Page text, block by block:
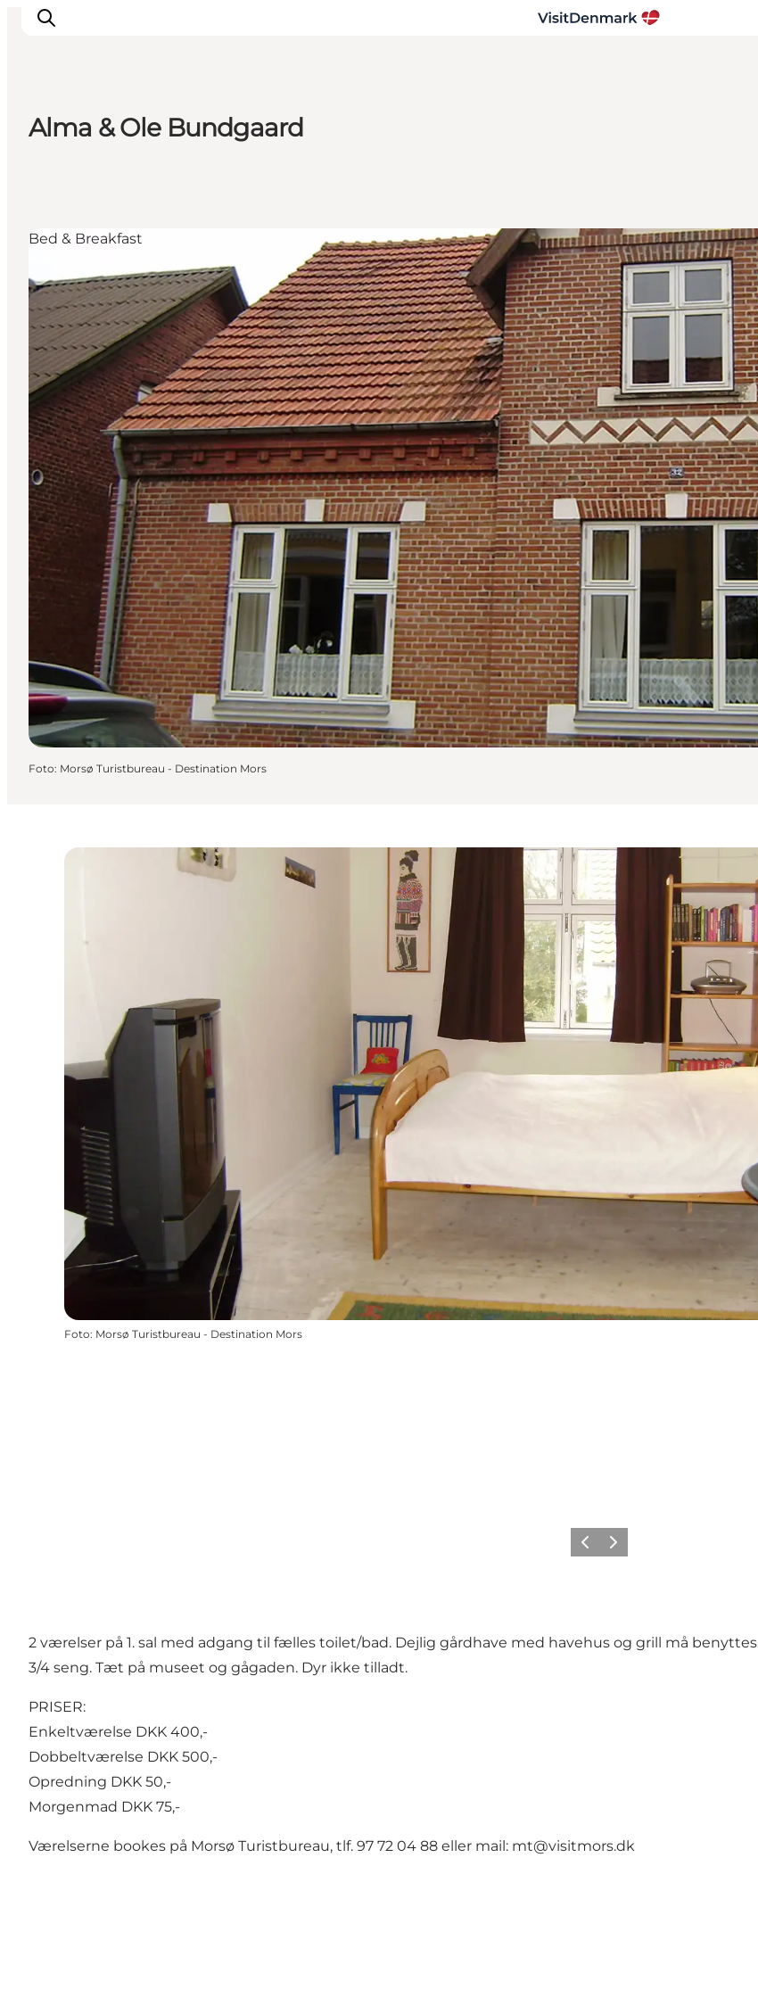
Alma & Ole Bundgaard
Bed & Breakfast
Foto: Morsø Turistbureau - Destination Mors
Foto: Morsø Turistbureau - Destination Mors
ForrigeNæste
2 værelser på 1. sal med adgang til fælles toilet/bad. Dejlig gårdhave med havehus og grill må
3/4 seng. Tæt på museet og gågaden. Dyr ikke tilladt.
PRISER:
Enkeltværelse DKK 400,-
Dobbeltværelse DKK 500,-
Opredning DKK 50,-
Morgenmad DKK 75,-
Værelserne bookes på Morsø Turistbureau, tlf. 97 72 04 88 eller mail: mt@visitmors.dk